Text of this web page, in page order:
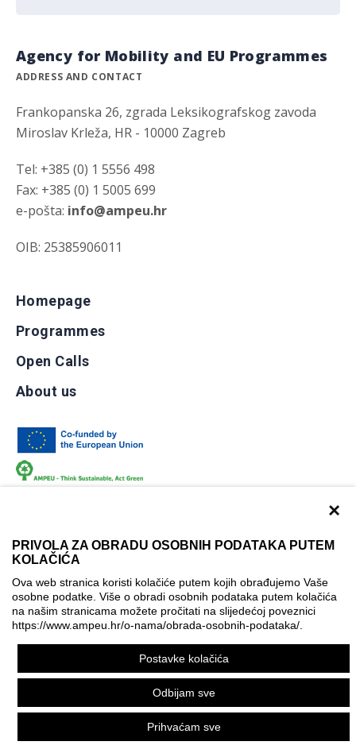
×
PRIVOLA ZA OBRADU OSOBNIH PODATAKA PUTEM
KOLAČIĆA
Ova web stranica koristi kolačiće putem kojih obrađujemo Vaše
osobne podatke. Više o obradi osobnih podataka putem kolačića
na našim stranicama možete pročitati na slijedećoj poveznici
https://www.ampeu.hr/o-nama/obrada-osobnih-podataka/
Postavke kolačića
Odbijam sve
Prihvaćam sve
Agency for Mobility and EU Programmes
ADDRESS AND CONTACT
Frankopanska 26, zgrada Leksikografskog zavoda
Miroslav Krleža, HR - 10000 Zagreb
Tel: +385 (0) 1 5556 498
Fax: +385 (0) 1 5005 699
e-pošta: info@ampeu.hr
OIB: 25385906011
Homepage
Programmes
Open Calls
About us
Terms of use Contact
Accessibility info
Cookie policy
Cookie settings
© AMPEU, 2026.
This website has been produced with the financial assistance
of the European Commission. It reflects the views only of the
author, and the Commission cannot be held responsible for
any use which may be made of the information contained